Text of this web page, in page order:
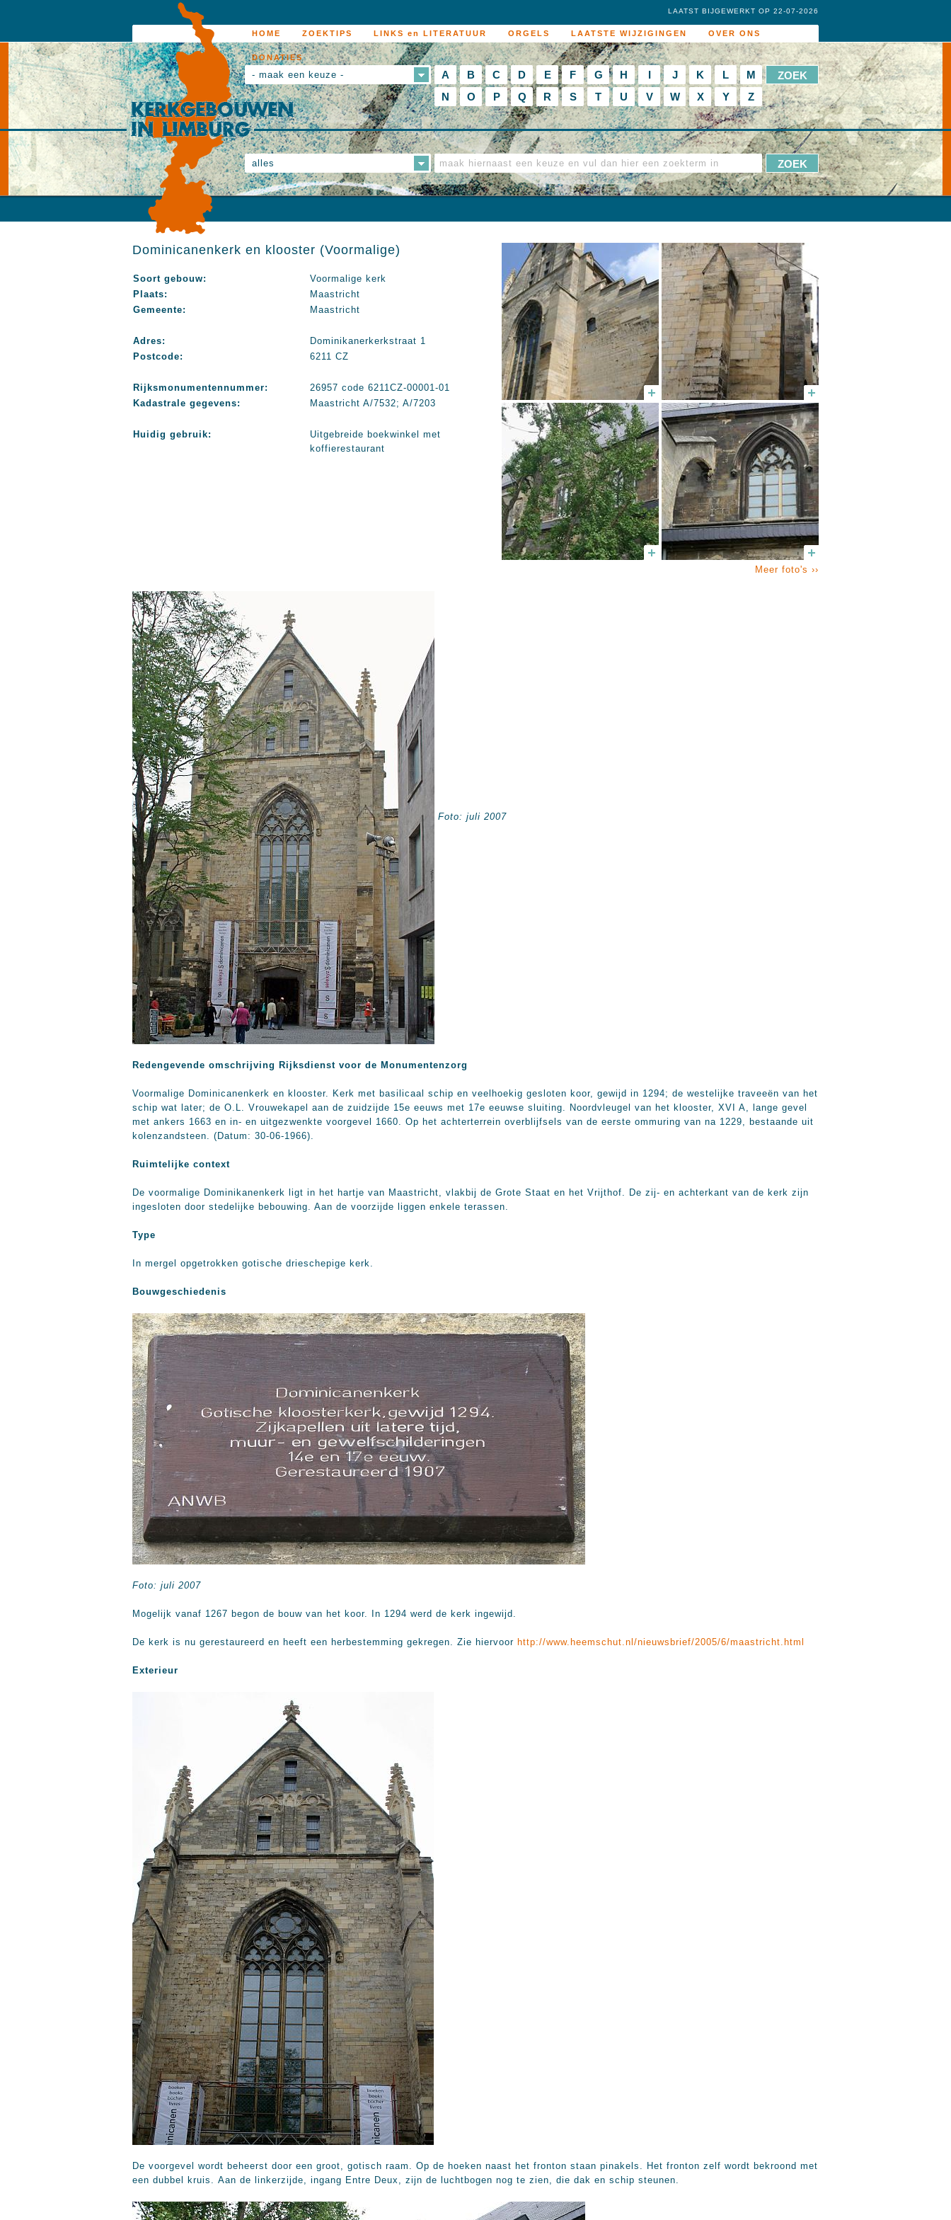
HOME ZOEKTIPS LINKS en LITERATUUR ORGELS LAATSTE WIJZIGINGEN OVER ONS
DONATIES
LAATST BIJGEWERKT OP 22-07-2026
- maak een keuze - A B C D E F G H I J K L
M
N
O P Q R S T U V W X Y Z
alles
Dominicanenkerk en klooster (Voormalige)
Soort gebouw:
Voormalige kerk
Plaats:
Maastricht
Gemeente:
Maastricht
Adres:
Dominikanerkerkstraat 1
Postcode:
6211 CZ
Rijksmonumentennummer:
26957 code 6211CZ-00001-01
Kadastrale gegevens:
Maastricht A/7532; A/7203
Huidig gebruik:
Uitgebreide boekwinkel met
koffierestaurant
Meer foto's ››
Foto: juli 2007
Redengevende omschrijving Rijksdienst voor de Monumentenzorg
Voormalige Dominicanenkerk en klooster. Kerk met basilicaal schip en veelhoekig gesloten koor, gewijd in 1294; de westelijke traveeën van het
schip wat later; de O.L. Vrouwekapel aan de zuidzijde 15e eeuws met 17e eeuwse sluiting. Noordvleugel van het klooster, XVI A, lange gevel
met ankers 1663 en in- en uitgezwenkte voorgevel 1660. Op het achterterrein overblijfsels van de eerste ommuring van na 1229, bestaande uit
kolenzandsteen. (Datum: 30-06-1966).
Ruimtelijke context
De voormalige Dominikanenkerk ligt in het hartje van Maastricht, vlakbij de Grote Staat en het Vrijthof. De zij- en achterkant van de kerk zijn
ingesloten door stedelijke bebouwing. Aan de voorzijde liggen enkele terassen.
Type
In mergel opgetrokken gotische drieschepige kerk.
Bouwgeschiedenis
Foto: juli 2007
Mogelijk vanaf 1267 begon de bouw van het koor. In 1294 werd de kerk ingewijd.
De kerk is nu gerestaureerd en heeft een herbestemming gekregen. Zie hiervoor http://www.heemschut.nl/nieuwsbrief/2005/6/maastricht.html
Exterieur
De voorgevel wordt beheerst door een groot, gotisch raam. Op de hoeken naast het fronton staan pinakels. Het fronton zelf wordt bekroond met
een dubbel kruis. Aan de linkerzijde, ingang Entre Deux, zijn de luchtbogen nog te zien, die dak en schip steunen.